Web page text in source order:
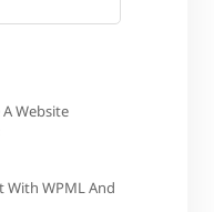
Website
WPML And